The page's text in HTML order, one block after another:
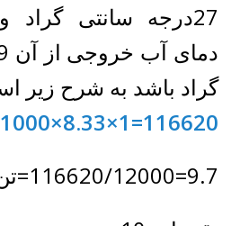
27درجه سانتی
گراد باشد به شرح زیر
9.7=116620/12000=تن واقعیTR